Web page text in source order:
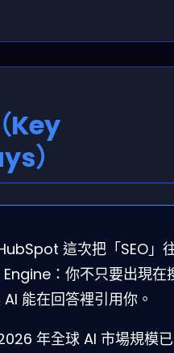
Key
）
這次把「SEO」
：你不只要出現在
能在回答裡引用你。
年全球 AI 市場規模已